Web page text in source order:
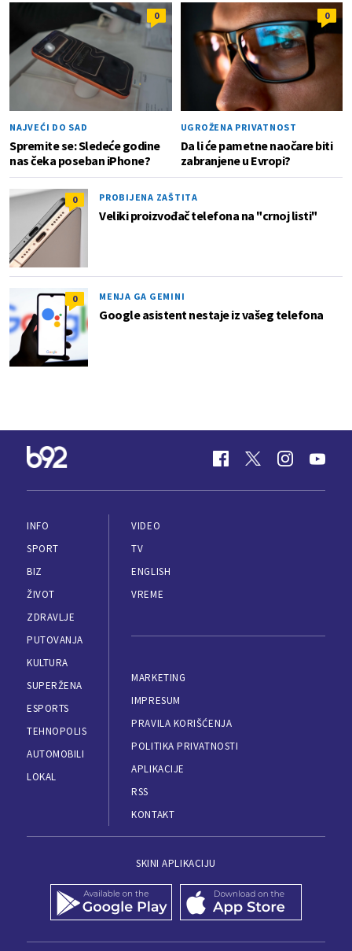
0
NAJVEĆI DO SAD
Spremite se: Sledeće godine
nas čeka poseban iPhone?
0
UGROŽENA PRIVATNOST
Da li će pametne naočare biti
zabranjene u Evropi?
0 PROBIJENA ZAŠTITA
Veliki proizvođač telefona na "crnoj listi"
0 MENJA GA GEMINI
Google asistent nestaje iz vašeg telefona
INFO
SPORT
BIZ
ŽIVOT
ZDRAVLJE
PUTOVANJA
KULTURA
SUPERŽENA
ESPORTS
TEHNOPOLIS
AUTOMOBILI
LOKAL
VIDEO
TV
ENGLISH
VREME
MARKETING
IMPRESUM
PRAVILA KORIŠĆENJA
POLITIKA PRIVATNOSTI
APLIKACIJE
RSS
KONTAKT
SKINI APLIKACIJU